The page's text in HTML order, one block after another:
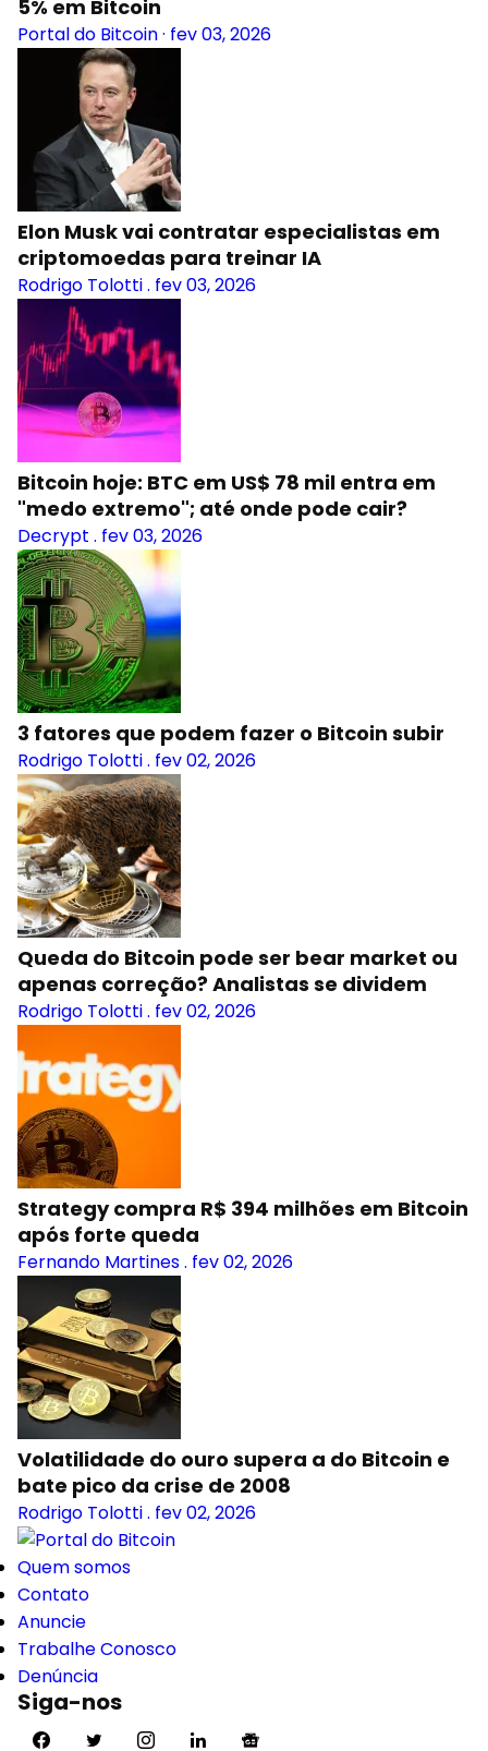
5% em Bitcoin
Portal do Bitcoin· fev 03, 2026
Elon Musk vai contratar especialistas em
criptomoedas para treinar IA
Rodrigo Tolotti. fev 03, 2026
Bitcoin hoje: BTC em US$ 78 mil entra em
"medo extremo"; até onde pode cair?
Decrypt . fev 03, 2026
3 fatores que podem fazer o Bitcoin subir
Rodrigo Tolotti. fev 02, 2026
Queda do Bitcoin pode ser bear market ou
apenas correção? Analistas se dividem
Rodrigo Tolotti. fev 02, 2026
Strategy compra R$ 394 milhões em Bitcoin
após forte queda
Fernando Martines. fev 02, 2026
Volatilidade do ouro supera a do Bitcoin e
bate pico da crise de 2008
Rodrigo Tolotti. fev 02, 2026
Quem somos
Contato
Anuncie
Trabalhe Conosco
Denúncia
Siga-nos